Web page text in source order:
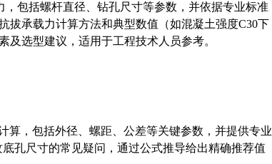
包括螺杆直径、钻孔尺寸等参数，并依据专业标准
拔承载力计算方法和典型数值（如混凝土强度C30下
及选型建议，适用于工程技术人员参考。
算，包括外径、螺距、公差等关键参数，并提供专业
孔尺寸的常见疑问，通过公式推导给出精确推荐值